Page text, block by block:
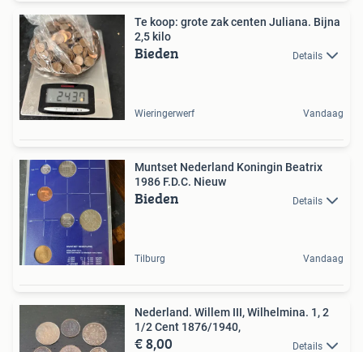
Te koop: grote zak centen Juliana. Bijna
2,5 kilo
Bieden Details
Wieringerwerf Vandaag
Muntset Nederland Koningin Beatrix
1986 F.D.C. Nieuw
Bieden Details
Tilburg Vandaag
Nederland. Willem III, Wilhelmina. 1, 2
1/2 Cent 1876/1940,
€ 8,00 Details